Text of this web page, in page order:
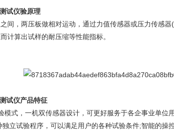
试仪验原理
间，两压板做相对运动，通过力值传感器或压力传感
计算出试样的耐压缩等性能指标。
试仪产品特征
模式，一机双传感器设计，可更好服务于各企事业单位
立试验程序，可以满足用户的各种试验条件;智能的操